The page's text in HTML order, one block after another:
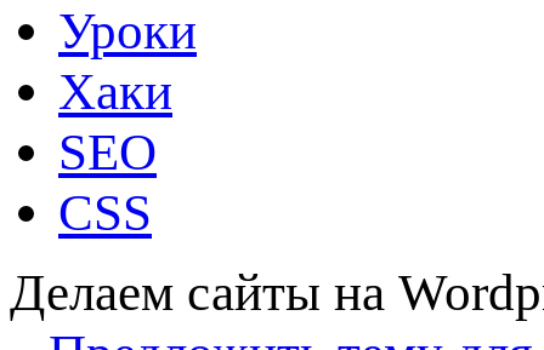
Уроки
Хаки
SEO
CSS
Делаем сайты на